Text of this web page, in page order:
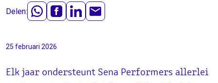
Delen:
25 februari 2026
Elk jaar ondersteunt Sena Performers allerlei